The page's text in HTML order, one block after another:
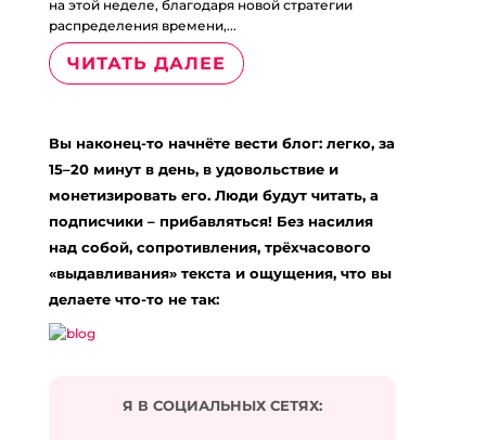
на этой неделе, благодаря новой стратегии
распределения времени,...
ЧИТАТЬ ДАЛЕЕ
Вы наконец-то начнёте вести блог: легко, за
15–20 минут в день, в удовольствие и
монетизировать его. Люди будут читать, а
подписчики – прибавляться! Без насилия
над собой, сопротивления, трёхчасового
«выдавливания» текста и ощущения, что вы
делаете что-то не так:
Я В СОЦИАЛЬНЫХ СЕТЯХ: